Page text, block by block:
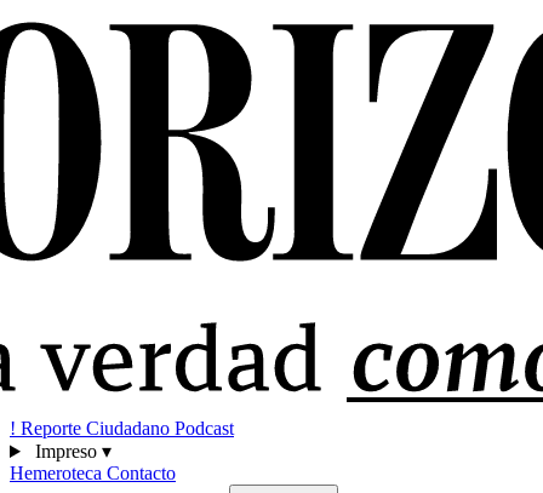
! Reporte Ciudadano Podcast
Impreso ▾
Hemeroteca Contacto